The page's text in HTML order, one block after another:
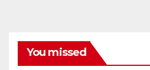
You missed